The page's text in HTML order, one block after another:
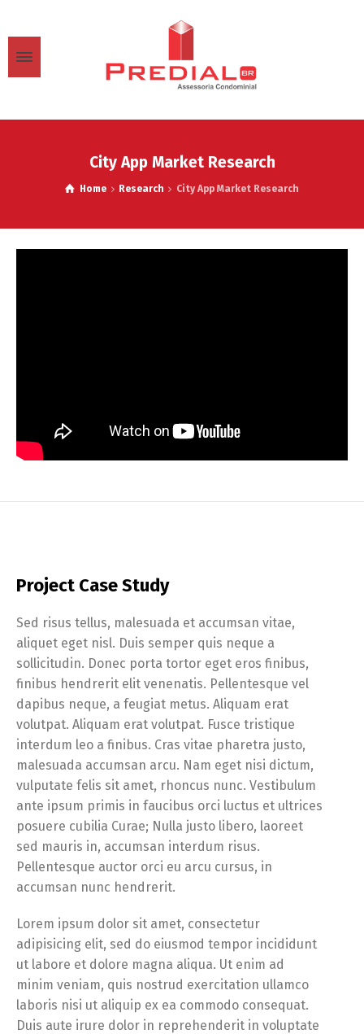
City App Market Research
Home Research City App Market Research
Project Case Study
Sed risus tellus, malesuada et accumsan vitae,
aliquet eget nisl. Duis semper quis neque a
sollicitudin. Donec porta tortor eget eros finibus,
finibus hendrerit elit venenatis. Pellentesque vel
dapibus neque, a feugiat metus. Aliquam erat
volutpat. Aliquam erat volutpat. Fusce tristique
interdum leo a finibus. Cras vitae pharetra justo,
malesuada accumsan arcu. Nam eget nisi dictum,
vulputate felis sit amet, rhoncus nunc. Vestibulum
ante ipsum primis in faucibus orci luctus et ultrices
posuere cubilia Curae; Nulla justo libero, laoreet
sed mauris in, accumsan interdum risus.
Pellentesque auctor orci eu arcu cursus, in
accumsan nunc hendrerit.
Lorem ipsum dolor sit amet, consectetur
adipisicing elit, sed do eiusmod tempor incididunt
ut labore et dolore magna aliqua. Ut enim ad
minim veniam, quis nostrud exercitation ullamco
laboris nisi ut aliquip ex ea commodo consequat.
Duis aute irure dolor in reprehenderit in voluptate